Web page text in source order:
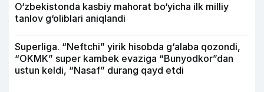
O‘zbekistonda kasbiy mahorat bo‘yicha ilk milliy
tanlov g‘oliblari aniqlandi
Superliga. “Neftchi” yirik hisobda g‘alaba qozondi,
“OKMK” super kambek evaziga “Bunyodkor”dan
ustun keldi, “Nasaf” durang qayd etdi